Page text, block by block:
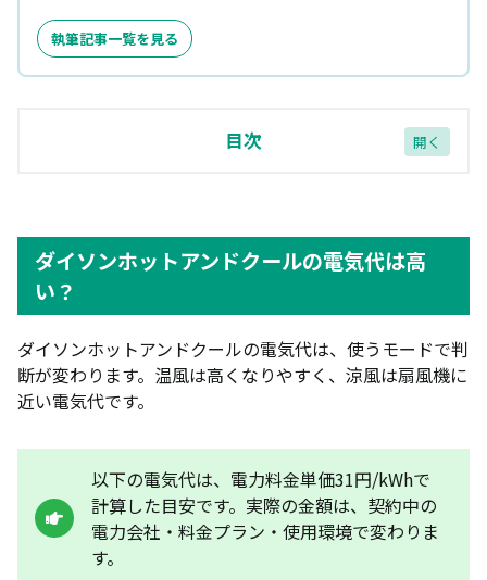
執筆記事一覧を見る
目次
温風モードは1時間約43.4円、1カ月最大約10,416
円
実際の電気代は設定温度・使用環境で変わる
ダイソンホットアンドクールはエアコンの代わりに
なる？
暖房は足元・脱衣所などの補助利用向き
涼風は冷房ではなく送風
部屋全体を長時間暖めるならエアコン向き
ダイソンホットアンドクールの主な機能と仕様
ダイソンホットアンドクールの電気代は高
い？
ダイソンホットアンドクールの電気代は、使うモードで判
断が変わります。温風は高くなりやすく、涼風は扇風機に
近い電気代です。
以下の電気代は、電力料金単価31円/kWhで
計算した目安です。実際の金額は、契約中の
電力会社・料金プラン・使用環境で変わりま
す。